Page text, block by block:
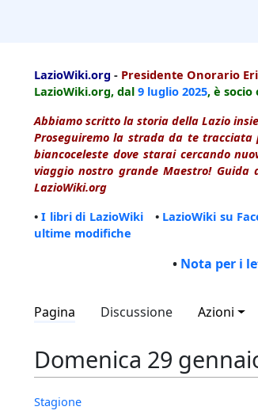
LazioWiki.org - Presidente Onorario
LazioWiki.org, dal 9 luglio 2025, è
Abbiamo scritto la storia della Lazio
Proseguiremo la strada da te
biancoceleste dove starai cercando
viaggio nostro grande Maestro!
LazioWiki.org
•I libri di LazioWiki• LazioWiki su
ultime modifiche
• Nota per i
Pagina Discussione Azioni
Domenica 29
Stagione